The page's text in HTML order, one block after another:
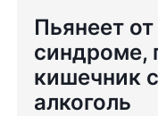
Пьянеет
синдроме,
кишечник
алкоголь